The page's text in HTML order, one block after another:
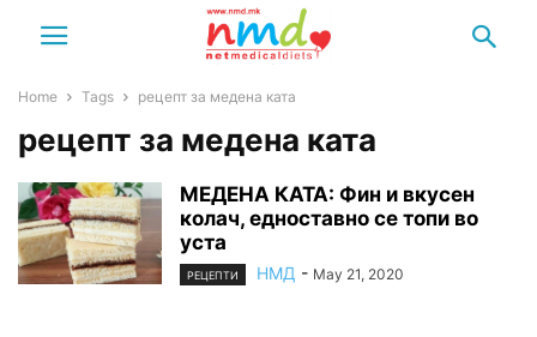
Home Tags рецепт за медена ката
рецепт за медена ката
МЕДЕНA КАТА: Фин и вкусен
колач, едноставно се топи во
уста
РЕЦЕПТИ НМД - May 21, 2020